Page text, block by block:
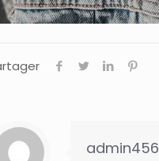
admin456